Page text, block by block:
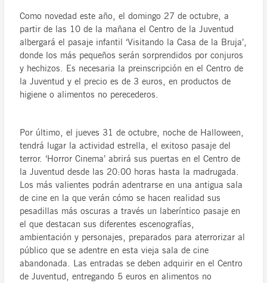
Como novedad este año, el domingo 27 de octubre, a
partir de las 10 de la mañana el Centro de la Juventud
albergará el pasaje infantil ‘Visitando la Casa de la Bruja’,
donde los más pequeños serán sorprendidos por conjuros
y hechizos. Es necesaria la preinscripción en el Centro de
la Juventud y el precio es de 3 euros, en productos de
higiene o alimentos no perecederos.
Por último, el jueves 31 de octubre, noche de Halloween,
tendrá lugar la actividad estrella, el exitoso pasaje del
terror. ‘Horror Cinema’ abrirá sus puertas en el Centro de
la Juventud desde las 20:00 horas hasta la madrugada.
Los más valientes podrán adentrarse en una antigua sala
de cine en la que verán cómo se hacen realidad sus
pesadillas más oscuras a través un laberíntico pasaje en
el que destacan sus diferentes escenografías,
ambientación y personajes, preparados para aterrorizar al
público que se adentre en esta vieja sala de cine
abandonada. Las entradas se deben adquirir en el Centro
de Juventud, entregando 5 euros en alimentos no